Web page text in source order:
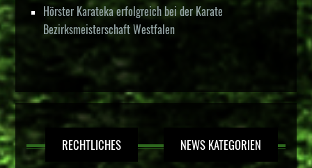
Hörster Karateka erfolgreich bei der Karate
Bezirksmeisterschaft Westfalen
RECHTLICHES NEWS KATEGORIEN